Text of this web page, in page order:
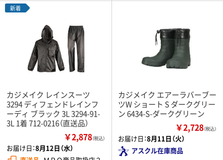
新着
カジメイク レインスーツ
3294 ディフェンドレインフ
ーディ ブラック 3L 3294-91-
3L 1着 712-0216（直送品）
￥2,878（税込）
お届け日：8月12日（水）
カジメイク エアーラバーブー
ツW ショート S ダークグリー
ン 6434-S-ダークグリーン
￥2,728（税込）
お届け日：8月11日（火）
アスクル在庫商品